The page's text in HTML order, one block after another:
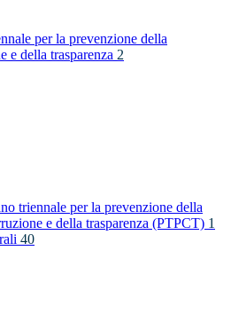
per la prevenzione della
e della trasparenza 2
triennale per la prevenzione della
e della trasparenza (PTPCT) 1
40